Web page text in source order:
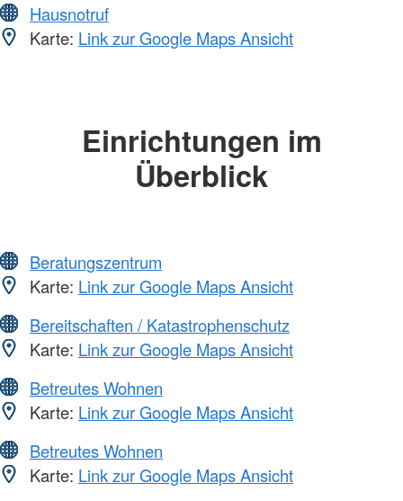
Hausnotruf
Karte: Link zur Google Maps Ansicht
Einrichtungen im
Überblick
Beratungszentrum
Karte: Link zur Google Maps Ansicht
Bereitschaften / Katastrophenschutz
Karte: Link zur Google Maps Ansicht
Betreutes Wohnen
Karte: Link zur Google Maps Ansicht
Betreutes Wohnen
Karte: Link zur Google Maps Ansicht